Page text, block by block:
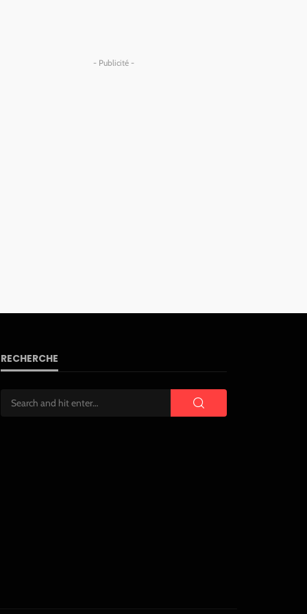
- Publicité -
RECHERCHE